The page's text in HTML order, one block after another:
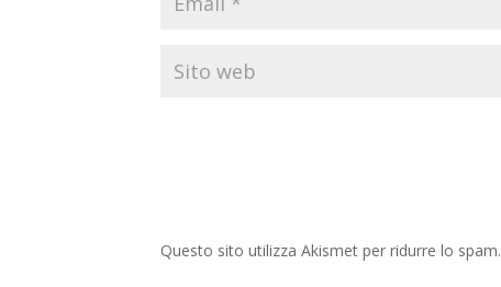
Questo sito utilizza Akismet per ridurre lo spam.